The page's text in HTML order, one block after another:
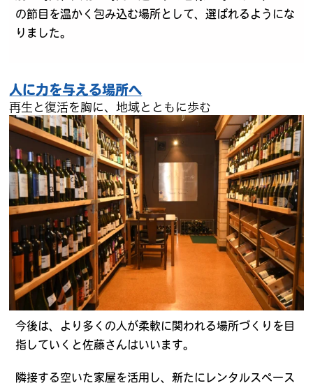
の節目を温かく包み込む場所として、選ばれるようにな
りました。
人に力を与える場所へ
再生と復活を胸に、地域とともに歩む
今後は、より多くの人が柔軟に関われる場所づくりを目
指していくと佐藤さんはいいます。
隣接する空いた家屋を活用し、新たにレンタルスペース